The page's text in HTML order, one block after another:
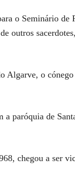
o Seminário de
outros
Algarve, o
paróquia de
chegou a ser